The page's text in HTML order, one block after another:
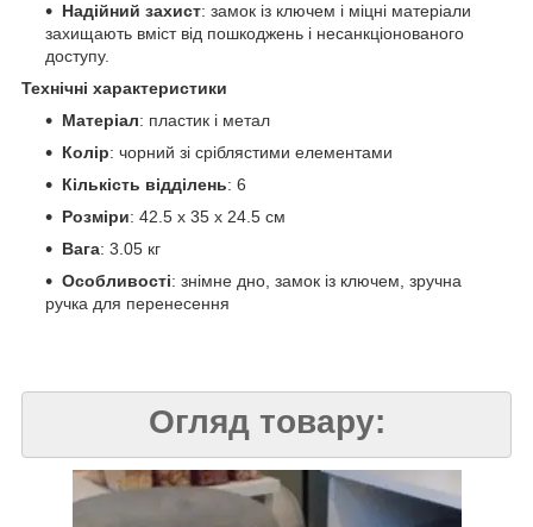
Надійний захист: замок із ключем і міцні матеріали
захищають вміст від пошкоджень і несанкціонованого
доступу.
Технічні характеристики
Матеріал: пластик і метал
Колір: чорний зі сріблястими елементами
Кількість відділень: 6
Розміри: 42.5 х 35 х 24.5 см
Вага: 3.05 кг
Особливості: знімне дно, замок із ключем, зручна
ручка для перенесення
Огляд товару: